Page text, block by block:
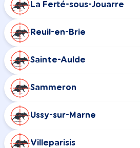
La Ferté-sous-Jouarre
Reuil-en-Brie
Sainte-Aulde
Sammeron
Ussy-sur-Marne
Villeparisis